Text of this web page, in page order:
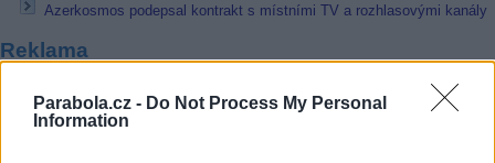
Parabola.cz - Do Not Process My Personal
Information
Azerkosmos podepsal kontrakt s místními TV a rozhlasovými kanály
Reklama
Pracovní nabídky